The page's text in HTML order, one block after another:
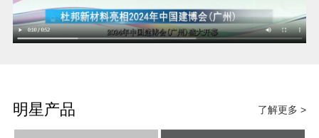
明星产品 了解更多 >